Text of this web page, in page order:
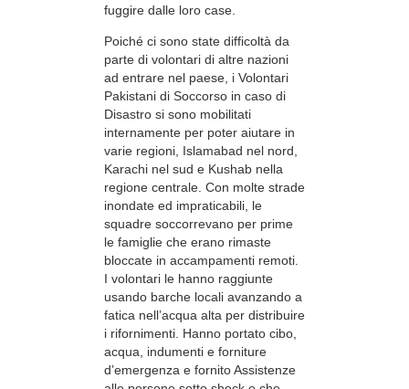
fuggire dalle loro case.
Poiché ci sono state difficoltà da
parte di volontari di altre nazioni
ad entrare nel paese, i Volontari
Pakistani di Soccorso in caso di
Disastro si sono mobilitati
internamente per poter aiutare in
varie regioni, Islamabad nel nord,
Karachi nel sud e Kushab nella
regione centrale. Con molte strade
inondate ed impraticabili, le
squadre soccorrevano per prime
le famiglie che erano rimaste
bloccate in accampamenti remoti.
I volontari le hanno raggiunte
usando barche locali avanzando a
fatica nell’acqua alta per distribuire
i rifornimenti. Hanno portato cibo,
acqua, indumenti e forniture
d’emergenza e fornito Assistenze